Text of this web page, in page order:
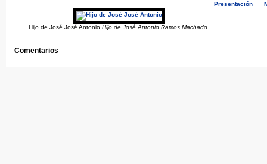
Presentación
Hijo de José José Antonio Hijo de José Antonio Ramos Machado.
Comentarios